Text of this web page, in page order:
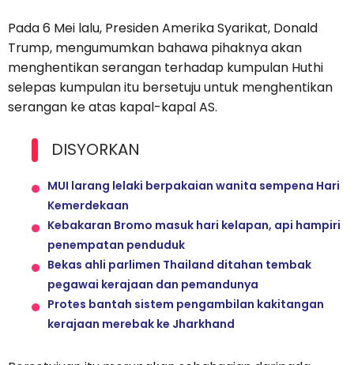
Pada 6 Mei lalu, Presiden Amerika Syarikat, Donald
Trump, mengumumkan bahawa pihaknya akan
menghentikan serangan terhadap kumpulan Huthi
selepas kumpulan itu bersetuju untuk menghentikan
serangan ke atas kapal-kapal AS.
DISYORKAN
MUI larang lelaki berpakaian wanita sempena Hari
Kemerdekaan
Kebakaran Bromo masuk hari kelapan, api hampiri
penempatan penduduk
Bekas ahli parlimen Thailand ditahan tembak
pegawai kerajaan dan pemandunya
Protes bantah sistem pengambilan kakitangan
kerajaan merebak ke Jharkhand